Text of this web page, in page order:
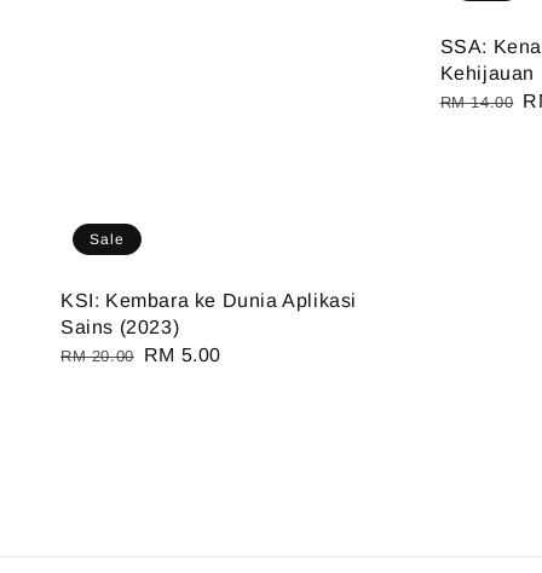
Sale
KSI: Kembara ke Dunia Aplikasi
Sains (2023)
Regular
RM 20.00
Sale
RM 5.00
SSA:
Kehijauan
Regular
RM 14.00